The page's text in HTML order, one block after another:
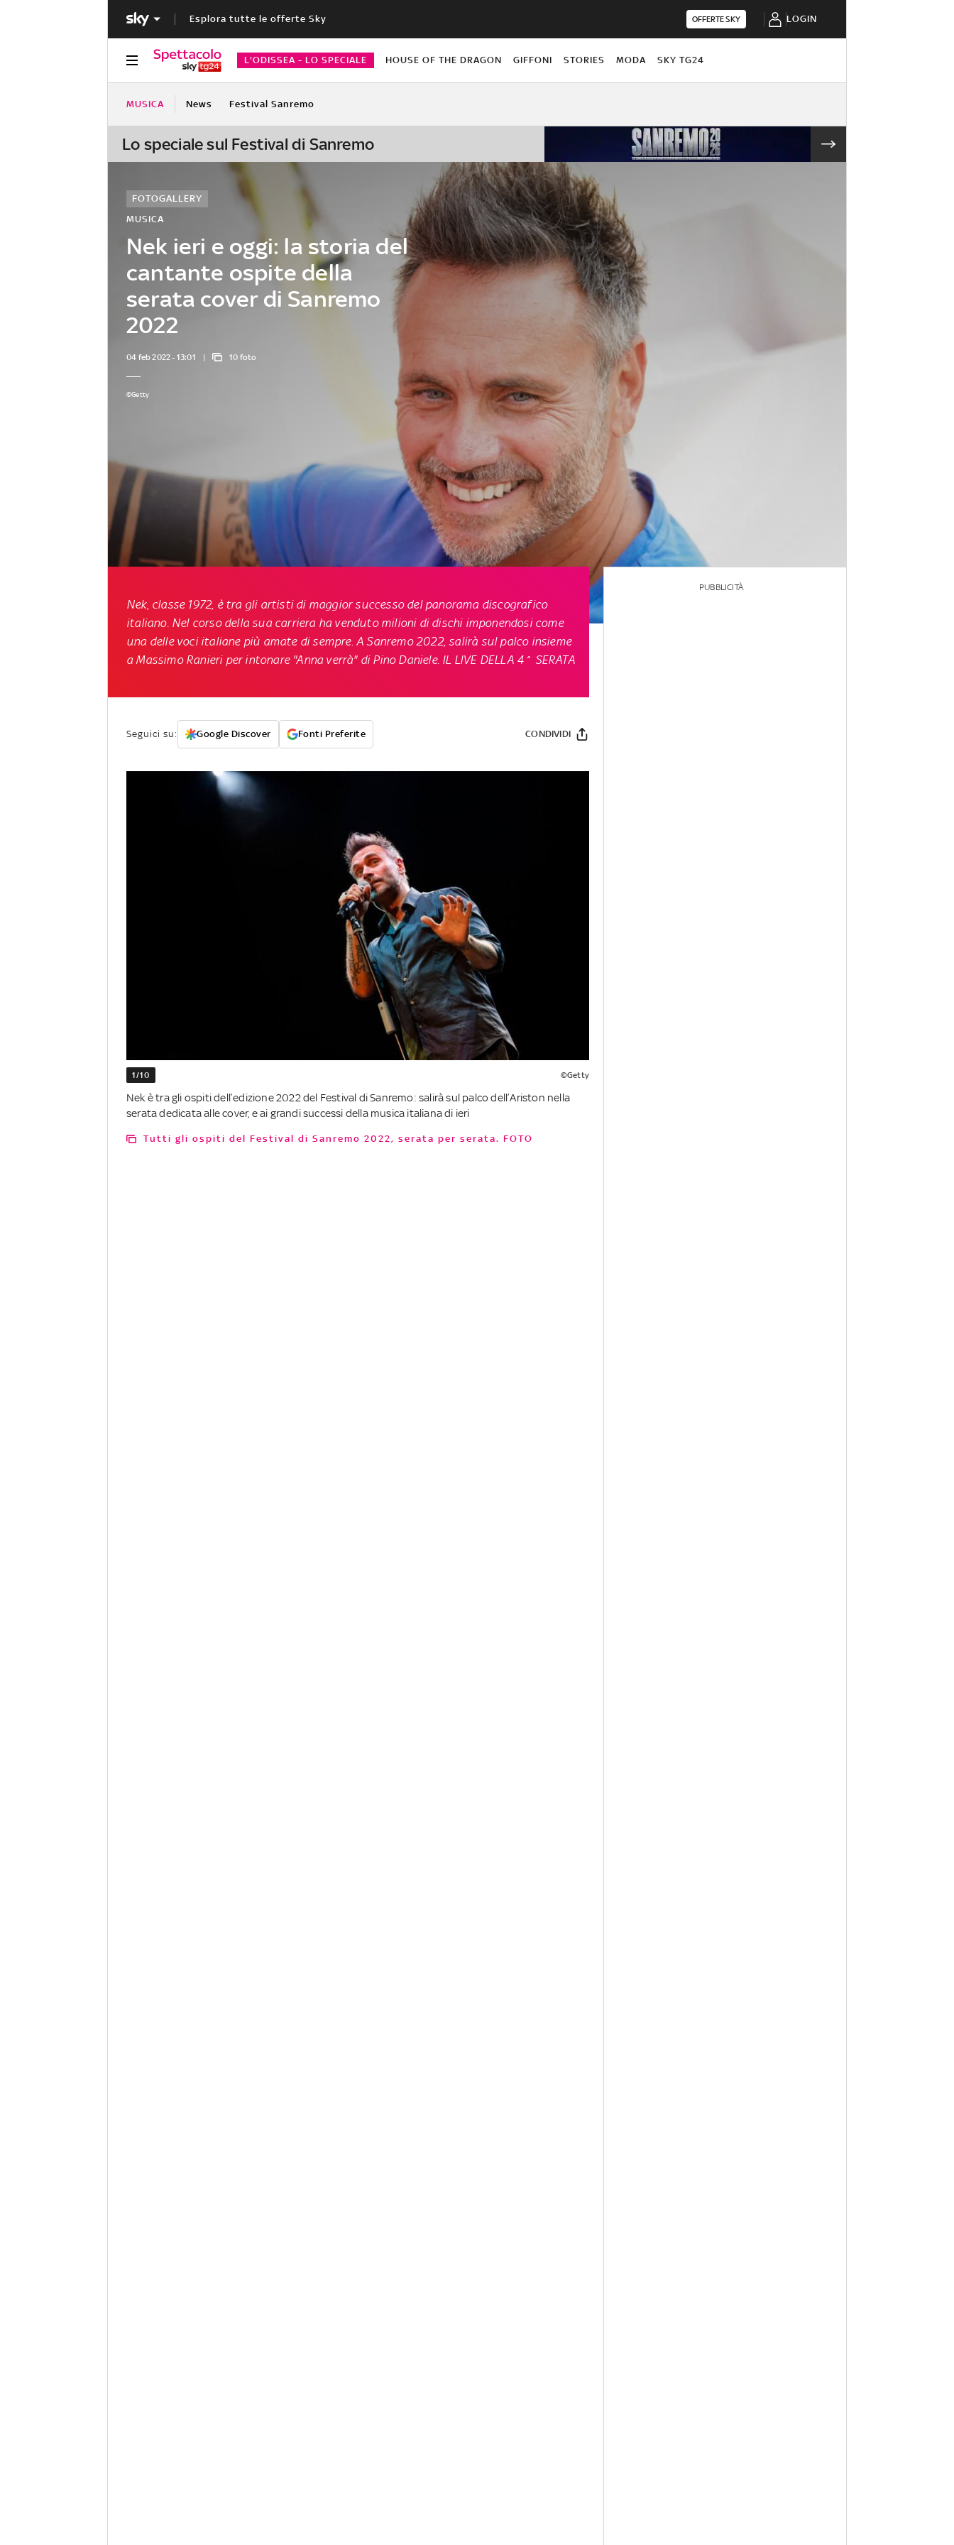
Esplora tutte le offerte Sky OFFERTE SKY LOGIN
L'ODISSEA - LO SPECIALE HOUSE OF THE DRAGON GIFFONI STORIES MODA SKY TG24
MUSICA News Festival Sanremo
Lo speciale sul Festival di Sanremo
Nek ieri e oggi: la storia del
cantante ospite della
serata cover di Sanremo
2022
MUSICA
FOTOGALLERY
04 feb 2022 - 13:01 10 foto
©Getty
Nek, classe 1972, è tra gli artisti di maggior successo del panorama discografico
italiano. Nel corso della sua carriera ha venduto milioni di dischi imponendosi come
una delle voci italiane più amate di sempre. A Sanremo 2022, salirà sul palco insieme
a Massimo Ranieri per intonare "Anna verrà" di Pino Daniele. IL LIVE DELLA 4^ SERATA
Seguici su: Google Discover Fonti Preferite CONDIVIDI
1/10 ©Getty
Nek è tra gli ospiti dell’edizione 2022 del Festival di Sanremo: salirà sul palco dell’Ariston nella
serata dedicata alle cover, e ai grandi successi della musica italiana di ieri
Tutti gli ospiti del Festival di Sanremo 2022, serata per serata. FOTO
PUBBLICITÀ